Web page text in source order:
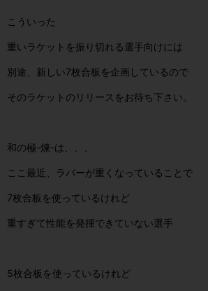
こういった
重いラケットを振り切れる選手向けには
別途、新しい7枚合板を企画しているので
そのラケットのリリースをお待ち下さい。
和の極-煉-は、、、
ここ最近、ラバーが重くなっていることで
7枚合板を使っているけれど
重すぎて性能を発揮できていない選手
5枚合板を使っているけれど